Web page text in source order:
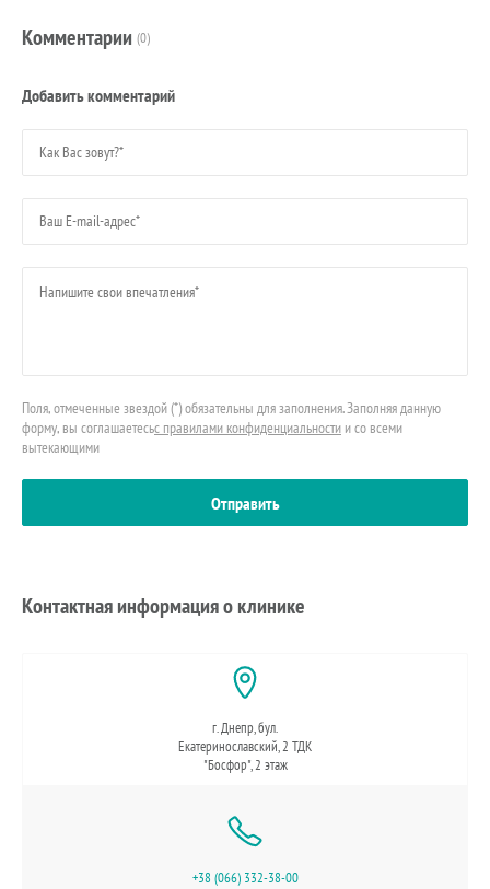
Комментарии (0)
Добавить комментарий
Поля, отмеченные звездой (*) обязательны для заполнения. Заполняя данную
форму, вы соглашаетесьс правилами конфиденциальности и со всеми
вытекающими
Контактная информация о клинике
г. Днепр, бул.
Екатеринославский, 2 ТДК
"Босфор", 2 этаж
+38 (066) 332-38-00